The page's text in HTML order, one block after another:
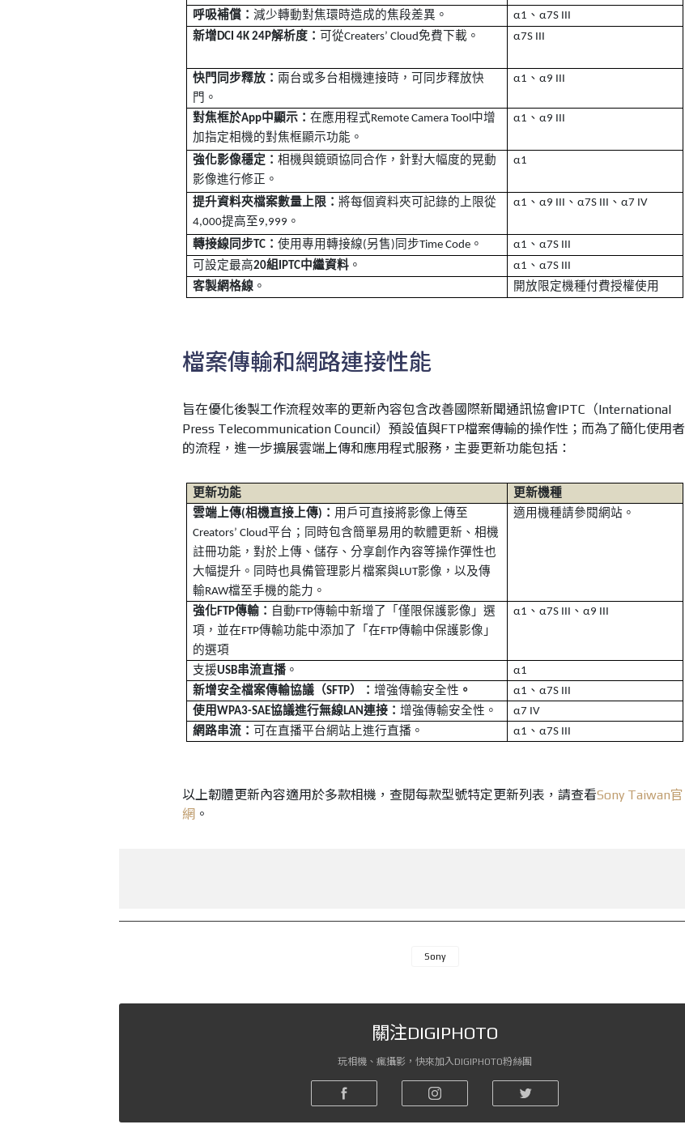
呼吸補償 ：減少轉動對焦環時造成的焦段差異。 α1 、α7S III
新增DCI 4K 24P解析度： 可從Creaters’ Cloud免費下載。 α7S III
快門同步釋放： 兩台或多台相機連接時，可同步釋放快
門。
α1 、α9 III
對焦框於App中顯示：在應用程式Remote Camera Tool中增
加指定相機的對焦框顯示功能。
α1 、α9 III
強化影像穩定：相機與鏡頭協同合作，針對大幅度的晃動
影像進行修正 。
α1
提升資料夾檔案數量上限：將每個資料夾可記錄的上限從
4,000提高至9,999 。
α1 、α9 III 、α7S III 、α7 IV
轉接線同步TC ：使用專用轉接線(另售) 同步Time Code 。 α1 、α7S III
可設定最高20組 IPTC中繼資料 。 α1 、α7S III
客製網格線 。 開放限定機種付費授權使用
檔案傳輸和網路連接性能
旨在優化後製工作流程效率的更新內容包含改善國際新聞通訊協會IPTC（International
Press Telecommunication Council）預設值與FTP檔案傳輸的操作性；而為了簡化使用者
的流程，進一步擴展雲端上傳和應用程式服務，主要更新功能包括：
更新功能
更新機種
雲端上傳(相機直接上傳) ： 用戶可直接將影像上傳至
Creators’ Cloud平台 ；同時包含簡單易用的軟體更新、相機
註冊功能，對於上傳、儲存、分享創作內容等操作彈性也
大幅提升。同時也具備管理影片檔案與LUT影像，以及傳
輸RAW檔至手機的能力。
適用機種請參閱網站。
強化FTP傳輸： 自動FTP傳輸中新增了「僅限保護影像」選
項，並在FTP傳輸功能中添加了「在FTP傳輸中保護影像」
的選項
α1 、α7S III 、α9 III
支援USB串流直播 。 α1
新增安全檔案傳輸協議（SFTP）：增強傳輸安全性 。 α1 、α7S III
使用WPA3-SAE協議進行無線LAN連接：增強傳輸安全性。 α7 IV
網路串流 ： 可在直播平台網站上進行直播。 α1 、α7S III
以上韌體更新內容適用於多款相機，查閱每款型號特定更新列表，請查看Sony Taiwan官
網 。
Sony
關注DIGIPHOTO
玩相機、瘋攝影，快來加入DIGIPHOTO粉絲團